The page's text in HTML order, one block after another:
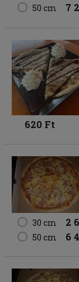
50 cm 7
620 Ft
30 cm 2
50 cm 6